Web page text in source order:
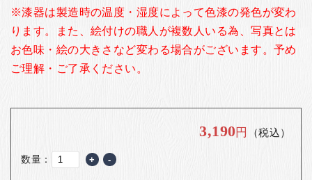
※漆器は製造時の温度・湿度によって色漆の発色が変わ
ります。
また、絵付けの職人が複数人いる為、写真とは
お色味・絵の大きさなど変わる場合がございます。 予め
ご理解・ご了承ください。
3,190円 （税込）
数量： + -